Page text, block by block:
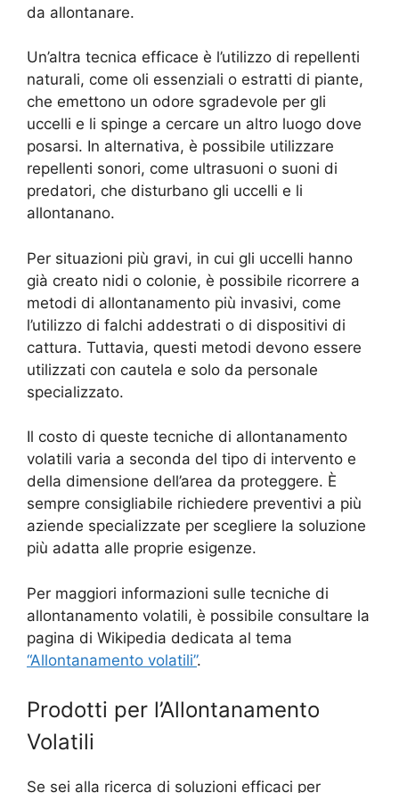
da allontanare.
Un’altra tecnica efficace è l’utilizzo di repellenti
naturali, come oli essenziali o estratti di piante,
che emettono un odore sgradevole per gli
uccelli e li spinge a cercare un altro luogo dove
posarsi. In alternativa, è possibile utilizzare
repellenti sonori, come ultrasuoni o suoni di
predatori, che disturbano gli uccelli e li
allontanano.
Per situazioni più gravi, in cui gli uccelli hanno
già creato nidi o colonie, è possibile ricorrere a
metodi di allontanamento più invasivi, come
l’utilizzo di falchi addestrati o di dispositivi di
cattura. Tuttavia, questi metodi devono essere
utilizzati con cautela e solo da personale
specializzato.
Il costo di queste tecniche di allontanamento
volatili varia a seconda del tipo di intervento e
della dimensione dell’area da proteggere. È
sempre consigliabile richiedere preventivi a più
aziende specializzate per scegliere la soluzione
più adatta alle proprie esigenze.
Per maggiori informazioni sulle tecniche di
allontanamento volatili, è possibile consultare la
pagina di Wikipedia dedicata al tema
“Allontanamento volatili”.
Prodotti per l’Allontanamento
Volatili
Se sei alla ricerca di soluzioni efficaci per